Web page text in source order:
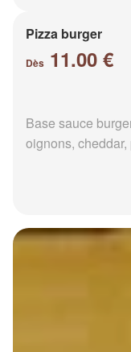
Pizza burger
Dès 11.00 €
Base sauce
oignons,